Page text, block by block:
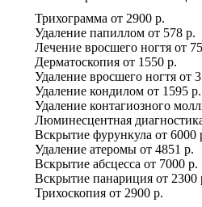
Трихограмма от 2900 р.
Удаление папиллом от 578 р.
Лечение вросшего ногтя от
Дерматоскопия от 1550 р.
Удаление вросшего ногтя от
Удаление кондилом от 1595 р.
Удаление контагиозного
Люминесцентная
Вскрытие фурункула от 6000
Удаление атеромы от 4851 р.
Вскрытие абсцесса от 7000 р.
Вскрытие панариция от 2300
Трихоскопия от 2900 р.